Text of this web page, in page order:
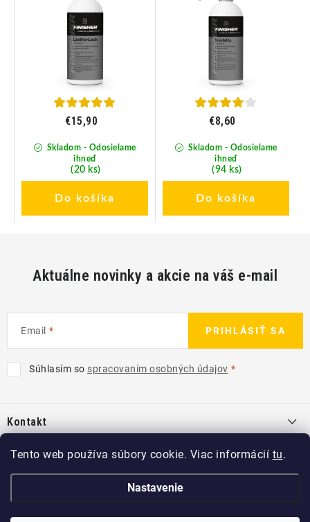
Tento web používa súbory cookie. Viac informácií tu.
Nastavenie
Skladom - Odosielame
ihneď
(20 ks)
€15,90
Do košíka
Skladom - Odosielame
ihneď
(94 ks)
€8,60
Do košíka
Aktuálne novinky a akcie na váš e-mail
Email
Súhlasím so spracovaním osobných údajov
PRIHLÁSIŤ SA
pKontakt
info @ kcshop.sk
+421 918 725 111
Kategórie
O nás